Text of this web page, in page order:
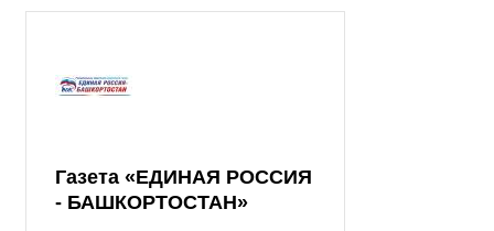
Газета «ЕДИНАЯ РОССИЯ
- БАШКОРТОСТАН»